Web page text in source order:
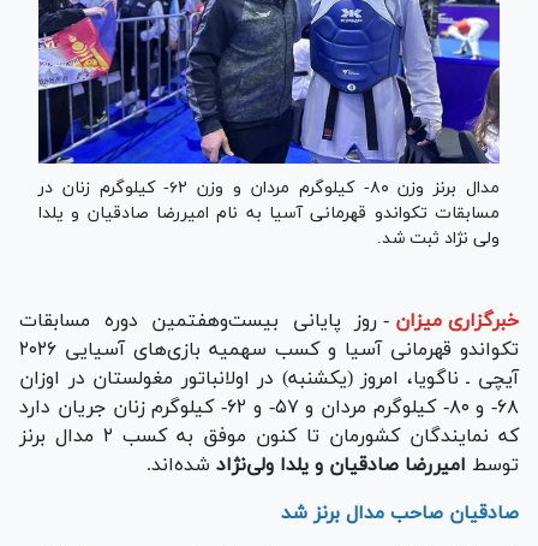
مدال برنز وزن ۸۰- کیلوگرم مردان و وزن ۶۲- کیلوگرم زنان در
مسابقات تکواندو قهرمانی آسیا به نام امیررضا صادقیان و یلدا
ولی نژاد ثبت شد.
خبرگزاری میزان - روز پایانی بیست‌وهفتمین دوره مسابقات
تکواندو قهرمانی آسیا و کسب سهمیه بازی‌های آسیایی ۲۰۲۶
آیچی ـ ناگویا، امروز (یکشنبه) در اولانباتور مغولستان در اوزان
۶۸- و ۸۰- کیلوگرم مردان و ۵۷- و ۶۲- کیلوگرم زنان جریان دارد
که نمایندگان کشورمان تا کنون موفق به کسب ۲ مدال برنز
توسط امیررضا صادقیان و یلدا ولی‌نژاد شده‌اند.
صادقیان صاحب مدال برنز شد